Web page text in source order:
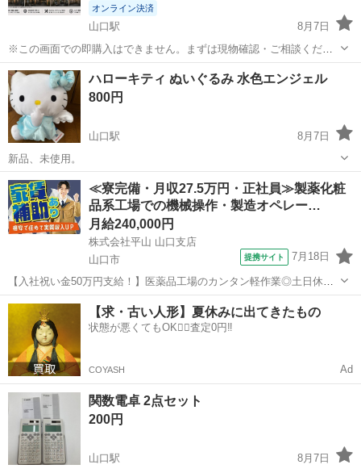
オンライン決済
山口駅
8月7日
※この画面での即購入はできません。まずは現物確認・ご相談くださ
い。 【福岡市内展示物有り。内覧OK.｜実物確認OK】 今話題の組立
式コンテナハウス（プレハブ） 事務所・物置・趣味部屋・店舗・セカ
ンドハウスなど用途自由！...
山口 山口市 山口駅
ハローキティ ぬいぐるみ 水色エンジェル
800円
山口駅
8月7日
新品、未使用。
山口 山口市 山口駅 その他
≪寮完備・月収27.5万円・正社員≫製薬化粧
品系工場での機械操作・製造オペレー…
月給240,000円
株式会社平山 山口支店
山口市
提携サイト 7月18日
【入社祝い金50万円支給！】医薬品工場のカンタン軽作業◎土日休み
でプライベートも充実！★駅から工場までの送迎あり！《寮費補助あ
り》 医療機器の製造オペレーター 医療現場で使われる カテーテル用
ガイドワイヤーの製造に関わる ...
山口 山口市 その他
【求・古い人形】夏休みに出てきたもの
状態が悪くてもOK🙆‍♀️査定0円‼️
COYASH Ad
関数電卓 2点セット
200円
山口駅
8月7日